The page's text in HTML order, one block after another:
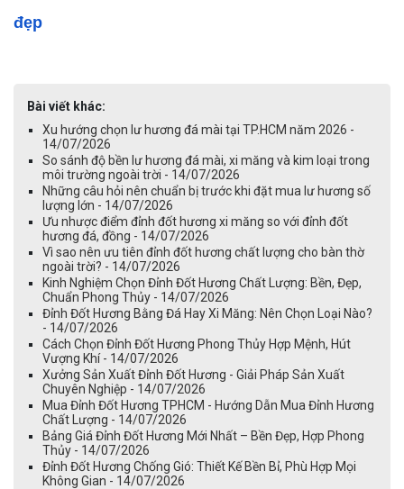
đẹp
Bài viết khác:
Xu hướng chọn lư hương đá mài tại TP.HCM năm 2026 -
14/07/2026
So sánh độ bền lư hương đá mài, xi măng và kim loại trong
môi trường ngoài trời - 14/07/2026
Những câu hỏi nên chuẩn bị trước khi đặt mua lư hương số
lượng lớn - 14/07/2026
Ưu nhược điểm đỉnh đốt hương xi măng so với đỉnh đốt
hương đá, đồng - 14/07/2026
Vì sao nên ưu tiên đỉnh đốt hương chất lượng cho bàn thờ
ngoài trời? - 14/07/2026
Kinh Nghiệm Chọn Đỉnh Đốt Hương Chất Lượng: Bền, Đẹp,
Chuẩn Phong Thủy - 14/07/2026
Đỉnh Đốt Hương Bằng Đá Hay Xi Măng: Nên Chọn Loại Nào?
- 14/07/2026
Cách Chọn Đỉnh Đốt Hương Phong Thủy Hợp Mệnh, Hút
Vượng Khí - 14/07/2026
Xưởng Sản Xuất Đỉnh Đốt Hương - Giải Pháp Sản Xuất
Chuyên Nghiệp - 14/07/2026
Mua Đỉnh Đốt Hương TPHCM - Hướng Dẫn Mua Đỉnh Hương
Chất Lượng - 14/07/2026
Bảng Giá Đỉnh Đốt Hương Mới Nhất – Bền Đẹp, Hợp Phong
Thủy - 14/07/2026
Đỉnh Đốt Hương Chống Gió: Thiết Kế Bền Bỉ, Phù Hợp Mọi
Không Gian - 14/07/2026